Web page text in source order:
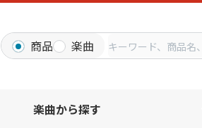
商品 楽曲
楽曲から探す